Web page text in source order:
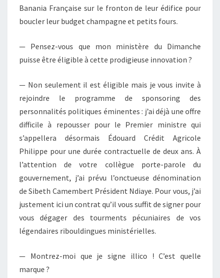
Banania Française sur le fronton de leur édifice pour
boucler leur budget champagne et petits fours.
— Pensez-vous que mon ministère du Dimanche
puisse être éligible à cette prodigieuse innovation ?
— Non seulement il est éligible mais je vous invite à
rejoindre le programme de sponsoring des
personnalités politiques éminentes : j’ai déjà une offre
difficile à repousser pour le Premier ministre qui
s’appellera désormais Édouard Crédit Agricole
Philippe pour une durée contractuelle de deux ans. À
l’attention de votre collègue porte-parole du
gouvernement, j’ai prévu l’onctueuse dénomination
de Sibeth Camembert Président Ndiaye. Pour vous, j’ai
justement ici un contrat qu’il vous suffit de signer pour
vous dégager des tourments pécuniaires de vos
légendaires ribouldingues ministérielles.
— Montrez-moi que je signe illico ! C’est quelle
marque ?